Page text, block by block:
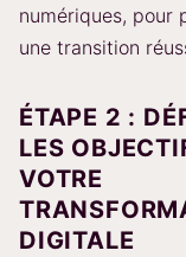
numériques, pour
une transition
ÉTAPE 2 :
LES
VOTRE
DIGITALE